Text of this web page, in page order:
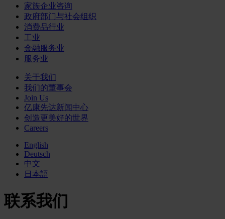
家族企业咨询
政府部门与社会组织
消费品行业
工业
金融服务业
服务业
关于我们
我们的董事会
Join Us
亿康先达新闻中心
创造更美好的世界
Careers
English
Deutsch
中文
日本語
联系我们